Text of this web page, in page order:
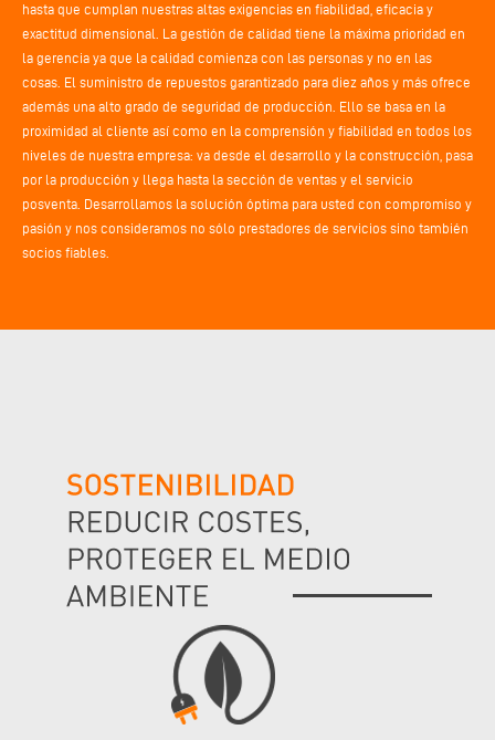
hasta que cumplan nuestras altas exigencias en fiabilidad, eficacia y
exactitud dimensional. La gestión de calidad tiene la máxima prioridad en
la gerencia ya que la calidad comienza con las personas y no en las
cosas. El suministro de repuestos garantizado para diez años y más ofrece
además una alto grado de seguridad de producción. Ello se basa en la
proximidad al cliente así como en la comprensión y fiabilidad en todos los
niveles de nuestra empresa: va desde el desarrollo y la construcción, pasa
por la producción y llega hasta la sección de ventas y el servicio
posventa. Desarrollamos la solución óptima para usted con compromiso y
pasión y nos consideramos no sólo prestadores de servicios sino también
socios fiables.